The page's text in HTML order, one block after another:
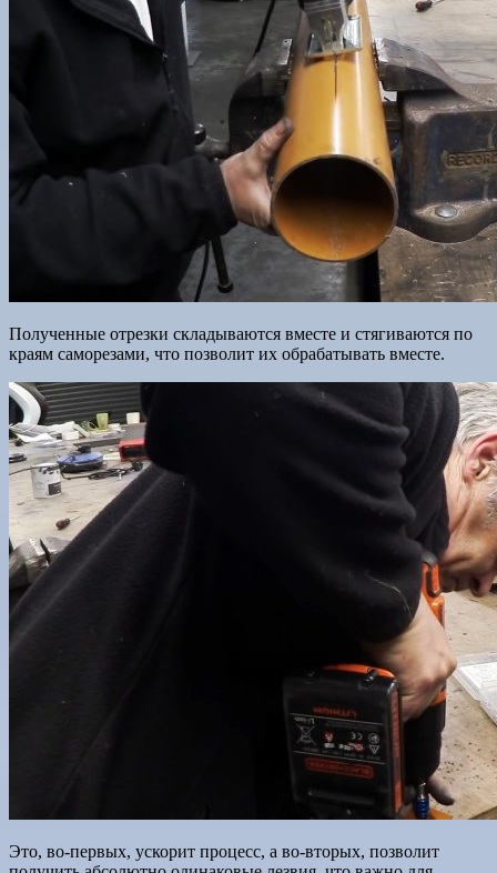
Полученные отрезки складываются вместе и стягиваются по
краям саморезами, что позволит их обрабатывать вместе.
Это, во-первых, ускорит процесс, а во-вторых, позволит